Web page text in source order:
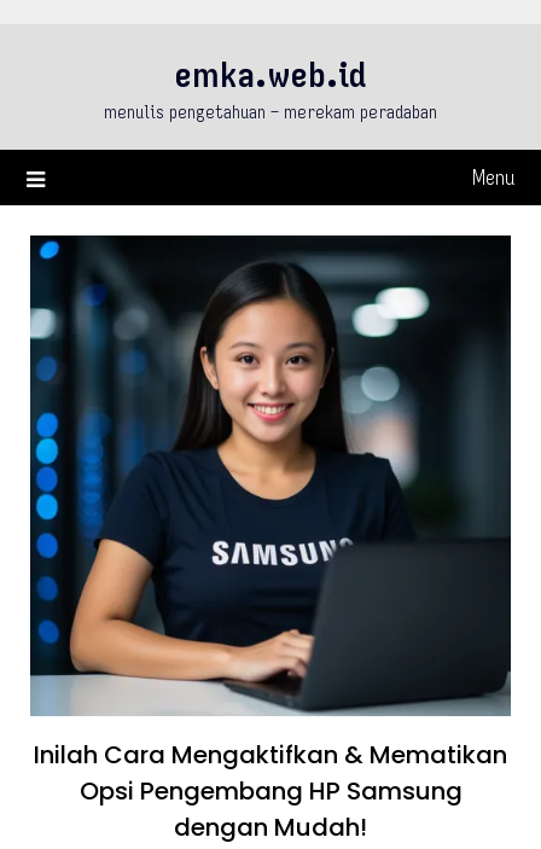
emka.web.id
menulis pengetahuan – merekam peradaban
Menu
Inilah Cara Mengaktifkan & Mematikan
Opsi Pengembang HP Samsung
dengan Mudah!